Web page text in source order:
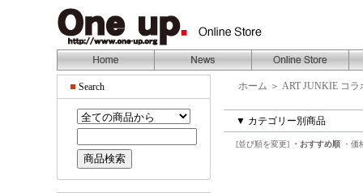
Search ホーム ＞ ART JUNKIE コラ
▼ カテゴリー別商品
[並び順を変更] ・おすすめ順 ・価